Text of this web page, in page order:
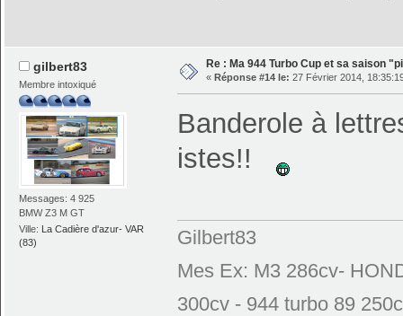
gilbert83
Membre intoxiqué
Messages: 4 925
BMW Z3 M GT
Ville: La Cadière d'azur- VAR
(83)
Re : Ma 944 Turbo Cup et sa saison
« Réponse #14 le: 27 Février 2014,
Banderole à
istes!!
Gilbert83
Mes Ex: M3 286cv-
300cv - 944 turbo 89